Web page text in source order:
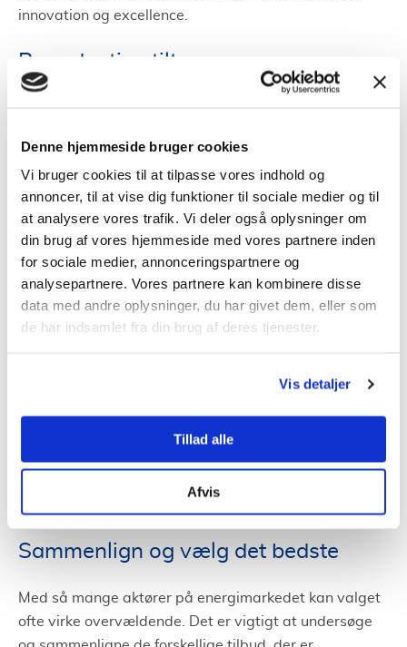
Denne hjemmeside bruger cookies
Vi bruger cookies til at tilpasse vores indhold og
annoncer, til at vise dig funktioner til sociale medier og til
at analysere vores trafik. Vi deler også oplysninger om
din brug af vores hjemmeside med vores partnere inden
for sociale medier, annonceringspartnere og
analysepartnere. Vores partnere kan kombinere disse
data med andre oplysninger, du har givet dem, eller som
de har indsamlet fra din brug af deres tjenester.
Vis detaljer
Tillad alle
Afvis
innovation og excellence.
Bæredygtige tiltag
energiløsninger. De arbejder aktivt mod en grønnere
fremtid ved at investere i vedvarende energikilder og
teknologier.
Teknologisk fremskridt
For OK er fremskridt nøgleordet. De adopterer løbende
Forpligtelse over for kunderne
For OK er kundens tilfredshed af yderste vigtighed. De
arbejder uafbrudt for at forbedre deres serviceydelser
Sammenlign og vælg det bedste
Med så mange aktører på energimarkedet kan valget
ofte virke overvældende. Det er vigtigt at undersøge